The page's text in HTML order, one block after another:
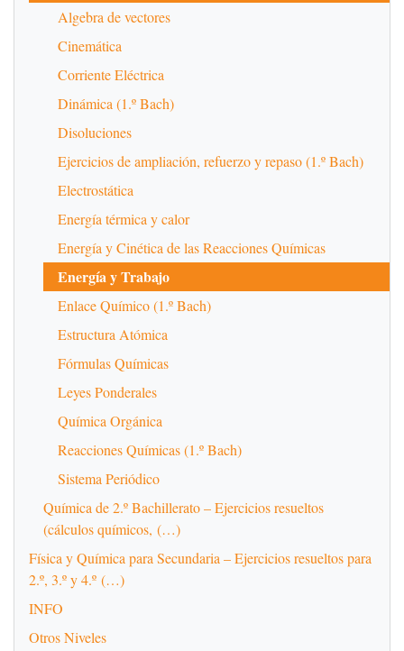
Algebra de vectores
Cinemática
Corriente Eléctrica
Dinámica (1.º Bach)
Disoluciones
Ejercicios de ampliación, refuerzo y repaso (1.º Bach)
Electrostática
Energía térmica y calor
Energía y Cinética de las Reacciones Químicas
Energía y Trabajo
Enlace Químico (1.º Bach)
Estructura Atómica
Fórmulas Químicas
Leyes Ponderales
Química Orgánica
Reacciones Químicas (1.º Bach)
Sistema Periódico
Química de 2.º Bachillerato – Ejercicios resueltos
(cálculos químicos, (…)
Física y Química para Secundaria – Ejercicios resueltos para
2.º, 3.º y 4.º (…)
INFO
Otros Niveles